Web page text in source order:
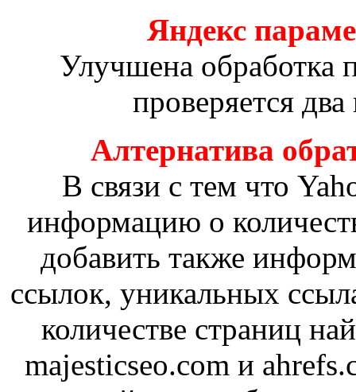
Яндекс
Улучшена обработка
проверяется
Алтернатива
В связи с тем что
информацию о
добавить также
ссылок, уникальных
количестве страниц
majesticseo.com и